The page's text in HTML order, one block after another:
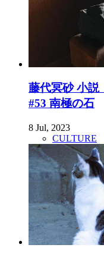
藤代冥砂 小
#53 南極の石
8 Jul, 2023
CULTURE